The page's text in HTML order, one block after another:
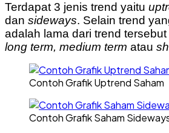
Terdapat 3 jenis trend yaitu
dan sideways. Selain trend
adalah lama dari trend
long term, medium term atau
Contoh Grafik Uptrend Saham
Contoh Grafik Saham